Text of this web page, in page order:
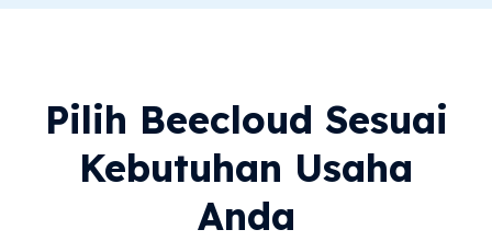
Pilih Beecloud Sesuai
Kebutuhan Usaha
Anda